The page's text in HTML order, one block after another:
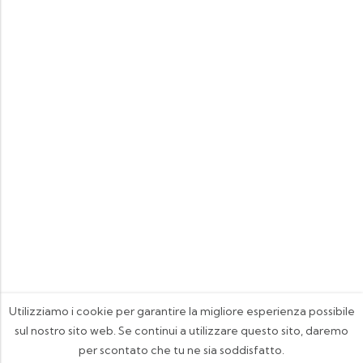
Utilizziamo i cookie per garantire la migliore esperienza possibile
sul nostro sito web. Se continui a utilizzare questo sito, daremo
per scontato che tu ne sia soddisfatto.